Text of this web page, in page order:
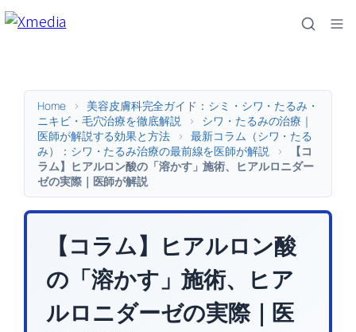
内
Home >
美容皮膚科完全ガイド：シミ・シワ・たるみ・
ニキビ・毛穴治療を徹底解説
>
シワ・たるみの治療｜
医師が解説する効果と方法
>
最新コラム（シワ・たる
み）：シワ・たるみ治療の最前線を医師が解説
>
【コ
ラム】ヒアルロン酸の「溶かす」施術、ヒアルロニダー
ゼの実際｜医師が解説
【コラム】ヒアルロン酸
の「溶かす」施術、ヒア
ルロニダーゼの実際｜医